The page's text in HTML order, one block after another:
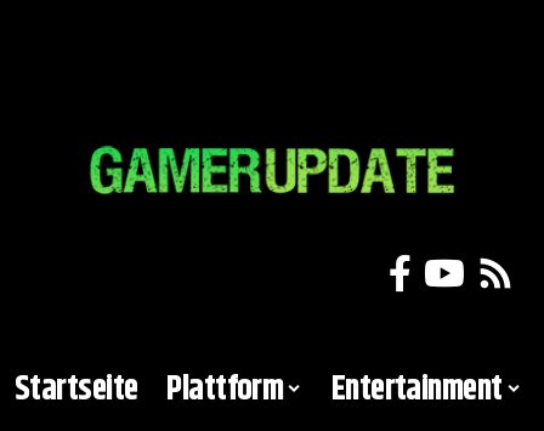
Startseite Plattform
Entertainment